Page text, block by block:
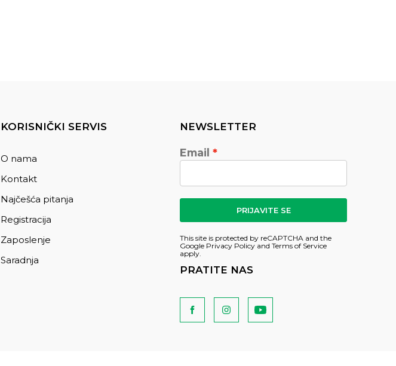
KORISNIČKI SERVIS
O nama
Kontakt
Najčešća pitanja
Registracija
Zaposlenje
Saradnja
NEWSLETTER
Email
PRIJAVITE SE
This site is protected by reCAPTCHA and the
Google Privacy Policy and Terms of Service
apply.
PRATITE NAS